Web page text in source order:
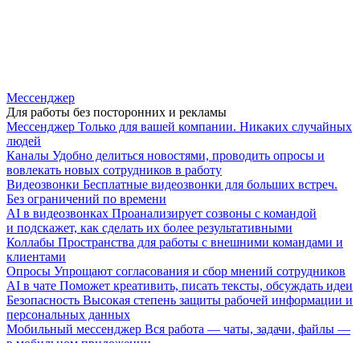
Мессенджер
Для работы без посторонних и рекламы
Мессенджер Только для вашей компании. Никаких случайных
людей
Каналы Удобно делиться новостями, проводить опросы и
вовлекать новых сотрудников в работу
Видеозвонки Бесплатные видеозвонки для больших встреч.
Без ограничений по времени
AI в видеозвонках Проанализирует созвоны с командой
и подскажет, как сделать их более результативными
Коллабы Пространства для работы с внешними командами и
клиентами
Опросы Упрощают согласования и сбор мнений сотрудников
AI в чате Поможет креативить, писать тексты, обсуждать идеи
Безопасность Высокая степень защиты рабочей информации и
персональных данных
Мобильный мессенджер Вся работа — чаты, задачи, файлы —